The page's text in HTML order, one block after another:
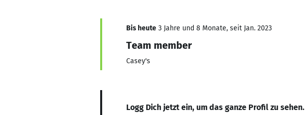
Bis heute 3 Jahre und 8 Monate, seit Jan. 2023
Team member
Casey's
Logg Dich jetzt ein, um das ganze Profil zu sehen.